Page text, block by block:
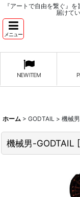
『アートで自由を繋ぐ』
届けて
メニュー
NEW ITEM
ホーム > GODTAIL > 機械
機械男-GODTAIL [